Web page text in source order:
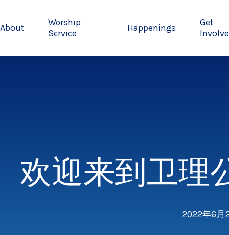
About
Worship
Service
Happenings
Get
欢迎来到卫理
2022年6月